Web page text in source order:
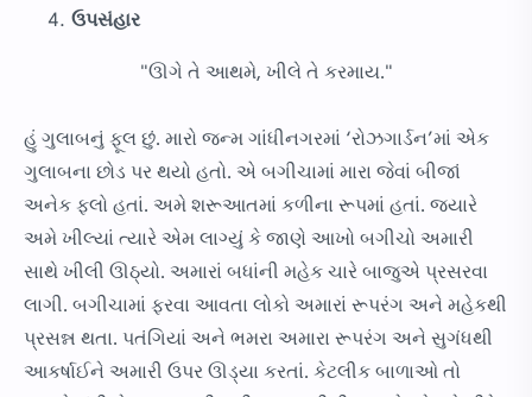
ઉપસંહાર
"ઊગે તે આથમે, ખીલે તે કરમાય."
હું ગુલાબનું ફૂલ છું. મારો જન્મ ગાંધીનગરમાં ‘રોઝગાર્ડન’માં એક
ગુલાબના છોડ પર થયો હતો. એ બગીચામાં મારા જેવાં બીજાં
અનેક ફ્લો હતાં. અમે શરૂઆતમાં કળીના રૂપમાં હતાં. જ્યારે
અમે ખીલ્યાં ત્યારે એમ લાગ્યું કે જાણે આખો બગીચો અમારી
સાથે ખીલી ઊઠ્યો. અમારાં બધાંની મહેક ચારે બાજુએ પ્રસરવા
લાગી. બગીચામાં ફરવા આવતા લોકો અમારાં રૂપરંગ અને મહેકથી
પ્રસન્ન થતા. પતંગિયાં અને ભમરા અમારા રૂપરંગ અને સુગંધથી
આકર્ષાઈને અમારી ઉપર ઊડ્યા કરતાં. કેટલીક બાળાઓ તો